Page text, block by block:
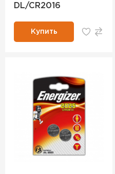
DL/CR2016
Купить